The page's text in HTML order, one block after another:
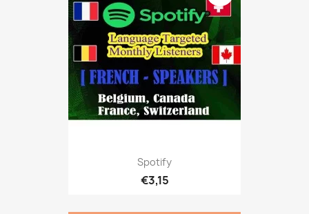
Spotify
€3,15